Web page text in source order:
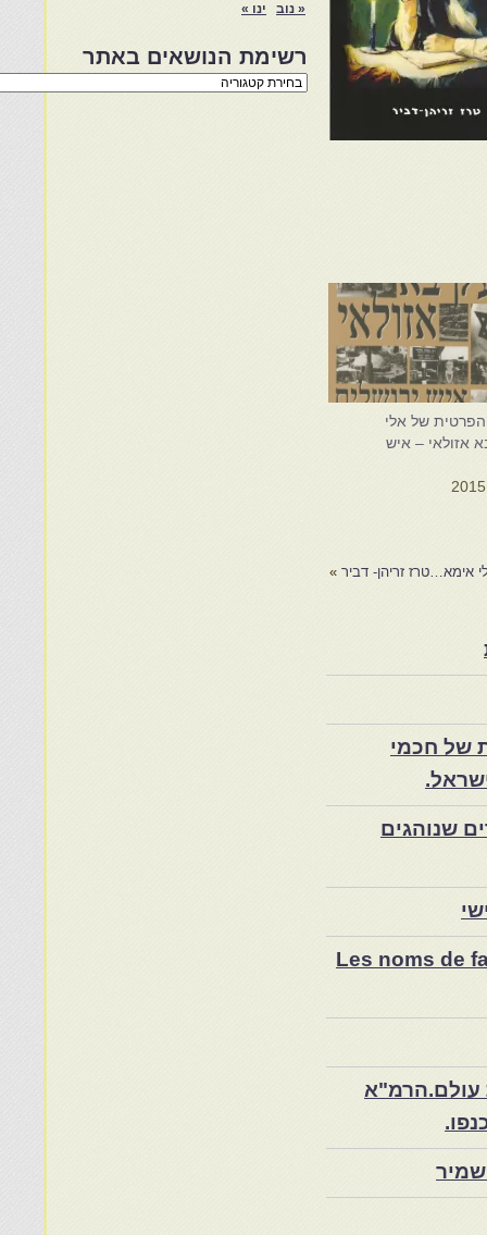
של אלי
אזולאי – איש
אימא…טרז זריהן- דביר »
של חכמי
שנוהגים
Les noms de
עולם.הרמ"א
« נוב
ינו »
רשימת הנושאים באתר
רשימת
הנושאים